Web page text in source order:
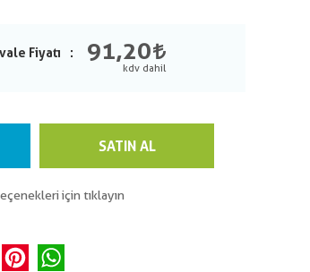
Fiyatı 91,20
SATIN AL
için tıklayın
Twitter Pinterest